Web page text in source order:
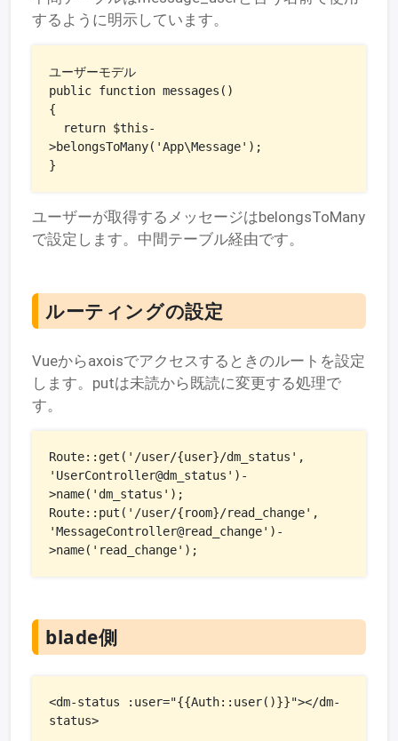
するように明示しています。
ユーザーモデル
public function messages()
{
>belongsToMany('App\Message');
}
ユーザーが取得するメッセージはbelongsToMany
で設定します。中間テーブル経由です。
ルーティングの設定
Vueからaxoisでアクセスするときのルートを設定
します。putは未読から既読に変更する処理で
す。
Route::get('/user/{user}/dm_status',
'UserController@dm_status')-
>name('dm_status');
Route::put('/user/{room}/read_change',
'MessageController@read_change')-
>name('read_change');​
blade側
<dm-status :user="{{Auth::user()}}"></dm-
status>